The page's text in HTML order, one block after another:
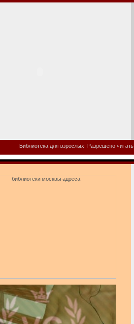
Библиотека для взрослых! Разрешено